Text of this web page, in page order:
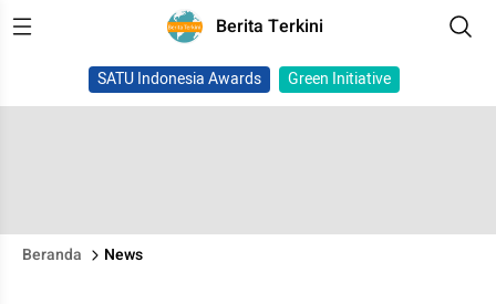
Berita Terkini
SATU Indonesia Awards Green Initiative
Beranda News